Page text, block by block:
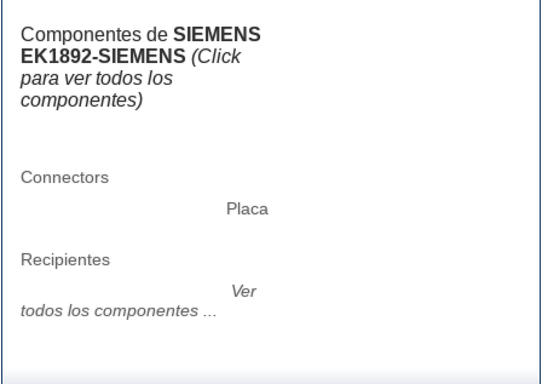
Componentes de SIEMENS
EK1892-SIEMENS (Click
para ver todos los
componentes)
Connectors
Placa
Recipientes
Ver
todos los componentes ...